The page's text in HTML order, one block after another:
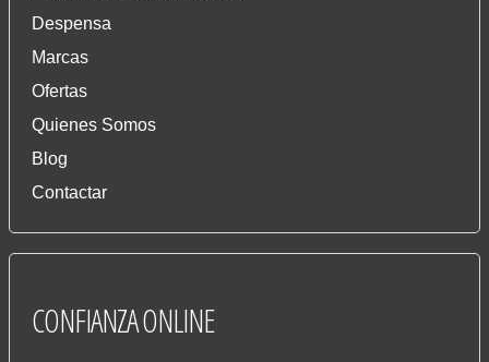
Despensa
Marcas
Ofertas
Quienes Somos
Blog
Contactar
CONFIANZAONLINE